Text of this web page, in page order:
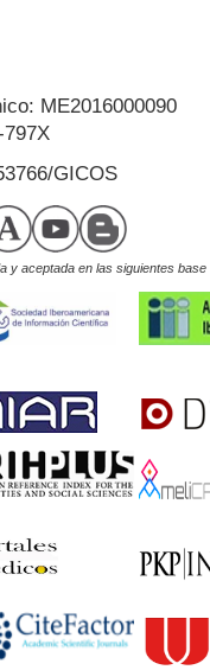
ME2016000090
797X
GICOS
y aceptada en las siguientes